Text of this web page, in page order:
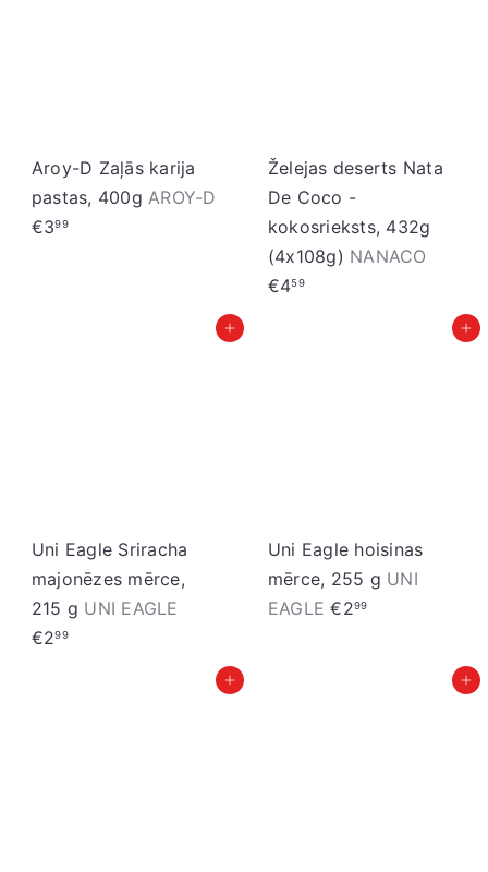
Aroy-D Zaļās karija
pastas, 400g AROY-D
€399
Želejas deserts Nata
De Coco -
kokosrieksts, 432g
(4x108g) NANACO
€459
Pievienot grozam
Uni Eagle Sriracha
majonēzes mērce,
215 g UNI EAGLE
€299
Pievienot grozam
Uni Eagle hoisinas
mērce, 255 g UNI
EAGLE€299
Pievienot grozam Pievienot grozam